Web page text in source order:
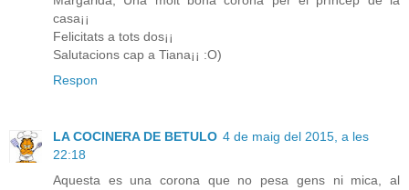
casa¡¡
Felicitats a tots dos¡¡
Salutacions cap a Tiana¡¡ :O)
Respon
LA COCINERA DE BETULO 4 de maig del 2015, a les
22:18
Aquesta es una corona que no pesa gens ni mica, al